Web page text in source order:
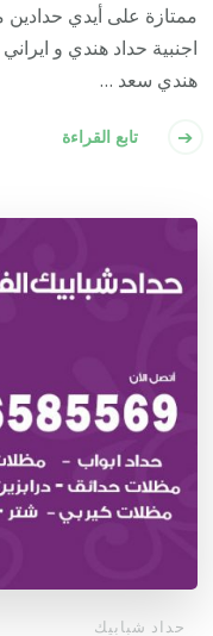
ممتازة على أيدي
اجنبية حداد هندي و
هندي سعد …
تابع القراءة
حداد شبابيك